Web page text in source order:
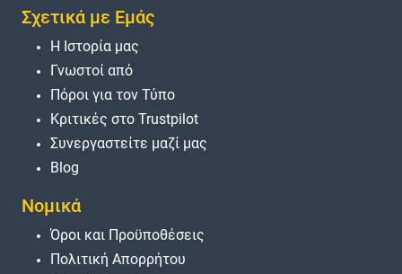
Σχετικά με Εμάς
Η Ιστορία μας
Γνωστοί από
Πόροι για τον Τύπο
Κριτικές στο Trustpilot
Συνεργαστείτε μαζί μας
Blog
Νομικά
Όροι και Προϋποθέσεις
Πολιτική Απορρήτου